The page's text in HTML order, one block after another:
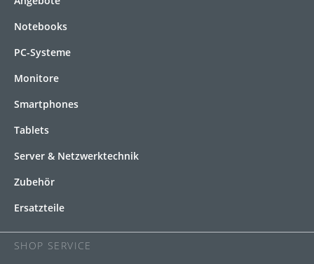
Notebooks
PC-Systeme
Monitore
Smartphones
Tablets
Server & Netzwerktechnik
Zubehör
Ersatzteile
SHOP SERVICE